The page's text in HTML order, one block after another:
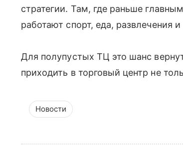
стратегии. Там, где раньше
работают спорт, еда, развлечения
Для полупустых ТЦ это шанс
приходить в торговый центр не
Новости